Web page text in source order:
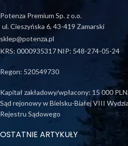
Potenza Premium Sp. z o.o.
ul. Cieszyńska 6, 43-419 Zamarski
sklep@potenza.pl
KRS: 0000935317 NIP: 548-274-05-24
Regon: 520549730
Kapitał zakładowy/wpłacony: 15 000
Sąd rejonowy w Bielsku-Białej VIII
Rejestru Sądowego
OSTATNIE ARTYKUŁY